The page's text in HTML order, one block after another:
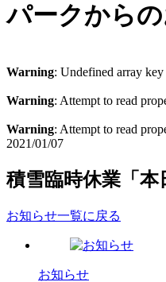
パークから
Warning: Undefined array key
Warning: Attempt to read
Warning: Attempt to read
2021/01/07
積雪臨時休業「本
お知らせ一覧に戻る
お知らせ